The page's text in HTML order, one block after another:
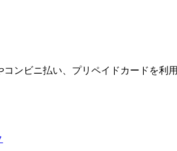
ンビニ払い、プリペイドカードを利用